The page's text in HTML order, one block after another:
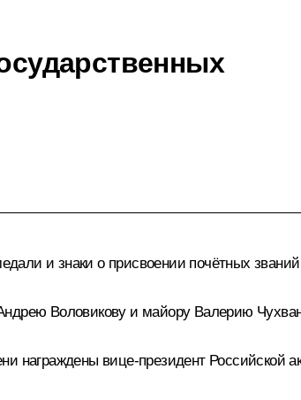
и знаки о присвоении почётных
Воловикову и майору Валерию
награждены вице-президент Российской